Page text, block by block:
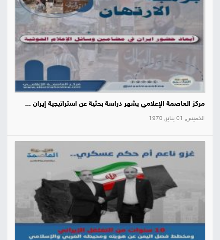
مركز العاصمة الإعلامي يشهر دراسة بحثية عن استراتيجية إيران ...
الخميس, 01 يناير, 1970